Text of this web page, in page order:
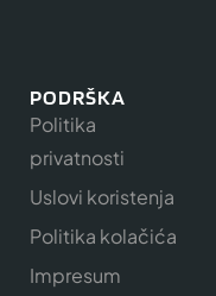
PODRŠKA
Politika
privatnosti
Uslovi koristenja
Politika kolačića
Impresum